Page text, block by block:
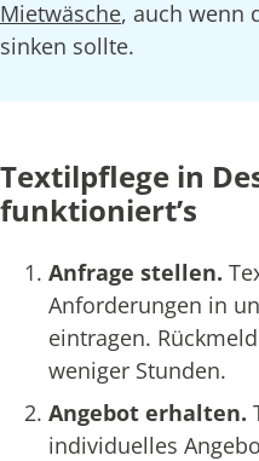
Mietwäsche, auch wenn
sinken sollte.
Textilpflege in
funktioniert’s
Anfrage stellen.
Anforderungen in
eintragen.
weniger Stunden.
Angebot erhalten.
individuelles